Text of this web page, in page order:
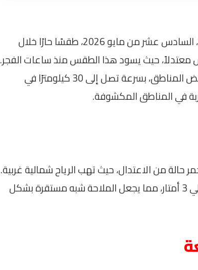
تشهد محافظة جنوب سيناء اليوم السبت، السادس عشر من مايو 2026، طقسًا حارًا خلال
معتدلاً، حيث يسود هذا الطقس منذ ساعات الفجر.
كما تظهر نشاطات محدودة للرياح في بعض المناطق، بسرعة تصل إلى 30 كيلومترًا في
في المناطق المكشوفة.
حالة من الاعتدال، حيث تهب الرياح شمالية غربية.
ومن المتوقع أن يبلغ ارتفاع الأمواج حوالي 3 أمتار، مما يجعل الملاحة شبه مستقرة بشكل